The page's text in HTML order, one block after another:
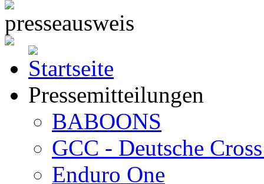
Pressemitteilungen
BABOONS
GCC - Deutsche
Enduro One